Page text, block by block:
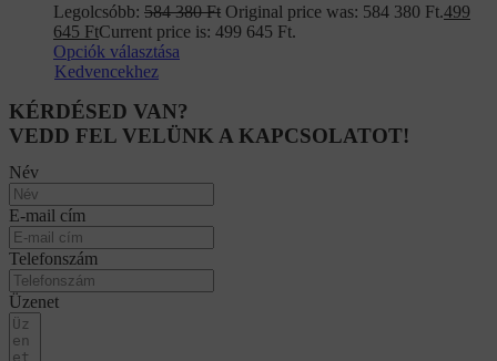
Legolcsóbb: 584 380Ft Original price was: 584 380 Ft.499
645 FtCurrent price is: 499 645 Ft.
Opciók választása
Kedvencekhez
KÉRDÉSED VAN?
VEDD FEL VELÜNK A KAPCSOLATOT!
Név
E-mail cím
Telefonszám
Üzenet